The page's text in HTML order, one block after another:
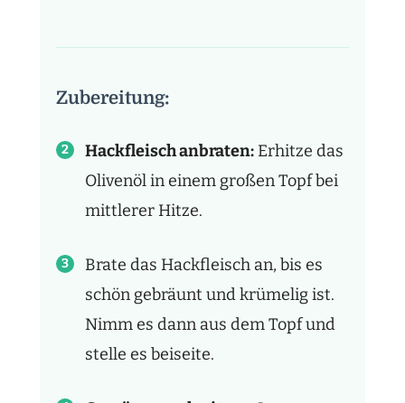
Zubereitung:
Hackfleisch anbraten: Erhitze das
Olivenöl in einem großen Topf bei
mittlerer Hitze.
Brate das Hackfleisch an, bis es
schön gebräunt und krümelig ist.
Nimm es dann aus dem Topf und
stelle es beiseite.